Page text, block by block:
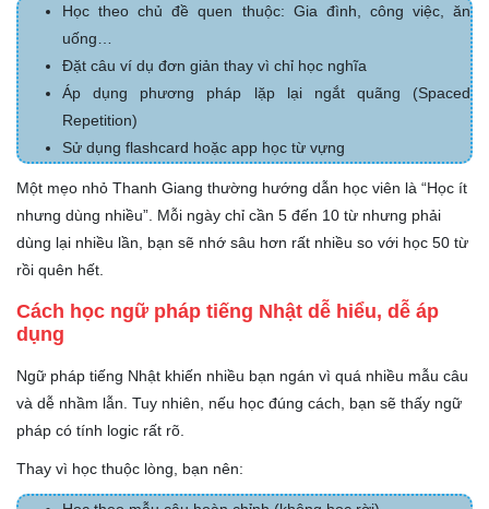
Học theo chủ đề quen thuộc: Gia đình, công việc, ăn
uống…
Đặt câu ví dụ đơn giản thay vì chỉ học nghĩa
Áp dụng phương pháp lặp lại ngắt quãng (Spaced
Repetition)
Sử dụng flashcard hoặc app học từ vựng
Một mẹo nhỏ Thanh Giang thường hướng dẫn học viên là “Học ít
nhưng dùng nhiều”. Mỗi ngày chỉ cần 5 đến 10 từ nhưng phải
dùng lại nhiều lần, bạn sẽ nhớ sâu hơn rất nhiều so với học 50 từ
rồi quên hết.
Cách học ngữ pháp tiếng Nhật dễ hiểu, dễ áp
dụng
Ngữ pháp tiếng Nhật khiến nhiều bạn ngán vì quá nhiều mẫu câu
và dễ nhầm lẫn. Tuy nhiên, nếu học đúng cách, bạn sẽ thấy ngữ
pháp có tính logic rất rõ.
Thay vì học thuộc lòng, bạn nên: